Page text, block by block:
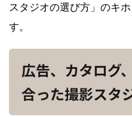
スタジオの選び方」のキ
す。
広告、カタログ
合った撮影スタ